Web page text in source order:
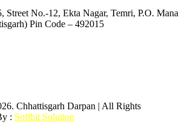
Street No.-12, Ekta Nagar, Temri, P.O. Mana
Pin Code – 492015
Chhattisgarh Darpan | All Rights
: Softbit Solution